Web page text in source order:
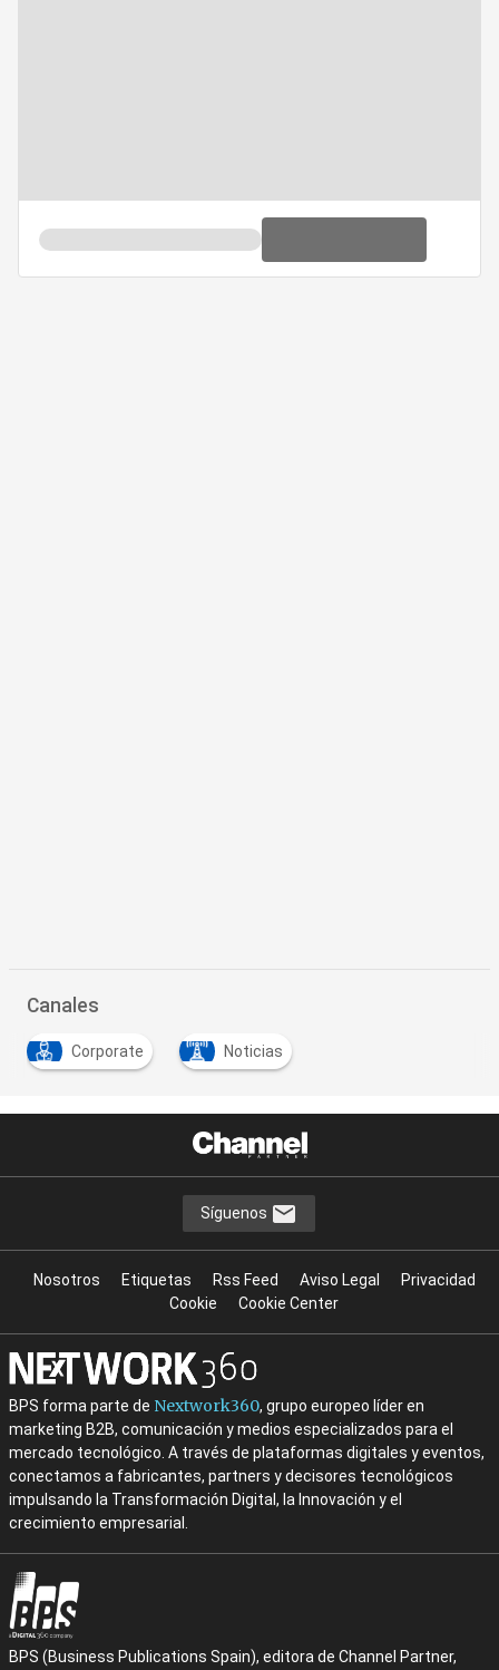
Canales
Corporate Noticias
Síguenos
Nosotros Etiquetas Rss Feed Aviso Legal
Privacidad
Cookie
Cookie Center
BPS forma parte de Nextwork360, grupo europeo líder en
marketing B2B, comunicación y medios especializados para el
mercado tecnológico. A través de plataformas digitales y eventos,
conectamos a fabricantes, partners y decisores tecnológicos
impulsando la Transformación Digital, la Innovación y el
crecimiento empresarial.
BPS (Business Publications Spain), editora de Channel Partner,